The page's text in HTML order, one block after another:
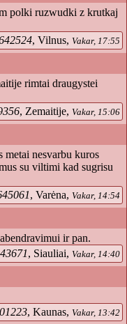
polki ruzwudki z krutkaj
, Vilnus, Vakar, 17:55
rimtai draugystei
, Zemaitije, Vakar, 15:06
metai nesvarbu kuros
su viltimi kad sugrisu
, Varėna, Vakar, 14:54
ir pan.
, Siauliai, Vakar, 14:40
, Kaunas, Vakar, 13:42